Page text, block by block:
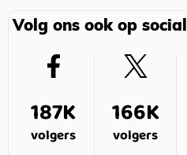
Volg ons ook op social
187K
volgers
166K
volgers